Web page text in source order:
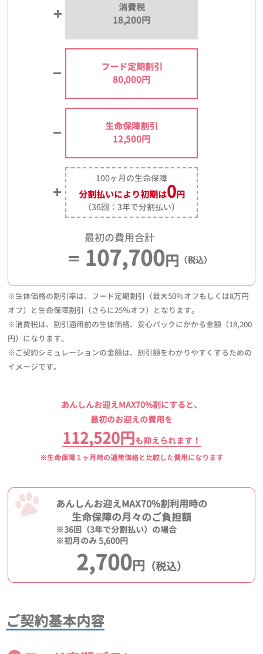
消費税
18,200円
フード定期割引
80,000円
生命保障割引
12,500円
100ヶ月の生命保障
分割払いにより初期は0円
（36回：3年で分割払い）
最初の費用合計
107,700円 （税込）
※生体価格の割引率は、フード定期割引（最大50％オフもしくは8万円
オフ）と生命保障割引（さらに25％オフ）となります。
※消費税は、割引適用前の生体価格、安心パックにかかる金額（18,200
円）になります。
※ご契約シミュレーションの金額は、割引額をわかりやすくするための
イメージです。
あんしんお迎えMAX70%割にすると、
最初のお迎えの費用を
112,520円も抑えられます！
※生命保障１ヶ月時の通常価格と比較した費用になります
あんしんお迎えMAX70%割利用時の
生命保障の月々のご負担額
※36回（3年で分割払い）の場合
※初月のみ 5,600円
2,700円 （税込）
ご契約基本内容